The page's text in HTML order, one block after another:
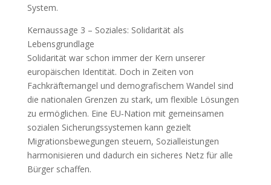
System.
Kernaussage 3 – Soziales: Solidarität als
Lebensgrundlage
Solidarität war schon immer der Kern unserer
europäischen Identität. Doch in Zeiten von
Fachkräftemangel und demografischem Wandel sind
die nationalen Grenzen zu stark, um flexible Lösungen
zu ermöglichen. Eine EU‑Nation mit gemeinsamen
sozialen Sicherungssystemen kann gezielt
Migrationsbewegungen steuern, Sozialleistungen
harmonisieren und dadurch ein sicheres Netz für alle
Bürger schaffen.